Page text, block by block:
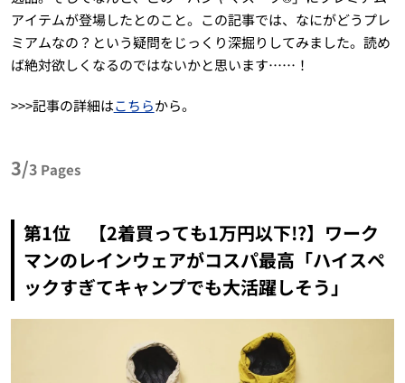
アイテムが登場したとのこと。この記事では、なにがどうプレ
ミアムなの？という疑問をじっくり深掘りしてみました。読め
ば絶対欲しくなるのではないかと思います……！
>>>記事の詳細はこちらから。
3/3 Pages
第1位 【2着買っても1万円以下!?】ワーク
マンのレインウェアがコスパ最高「ハイスペ
ックすぎてキャンプでも大活躍しそう」